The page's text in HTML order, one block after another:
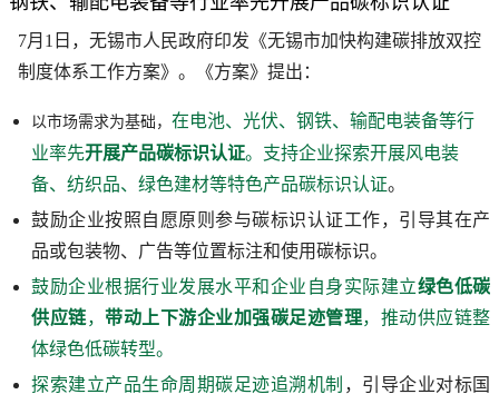
7月1日，无锡市人民政府印发《无锡市加快构建碳排放双控
制度体系工作方案》。《方案》提出：
以市场需求为基础， 在电池、光伏、钢铁、输配电装备等行
业率先开展产品碳标识认证。支持企业探索开展风电装
备、纺织品、绿色建材等特色产品碳标识认证。
鼓励企业按照自愿原则参与碳标识认证工作，引导其在产
品或包装物、广告等位置标注和使用碳标识。
鼓励企业根据行业发展水平和企业自身实际建立绿色低碳
供应链， 带动上下游企业加强碳足迹管理，推动供应链整
体绿色低碳转型。
探索建立产品生命周期碳足迹追溯机制 ，引导企业对标国